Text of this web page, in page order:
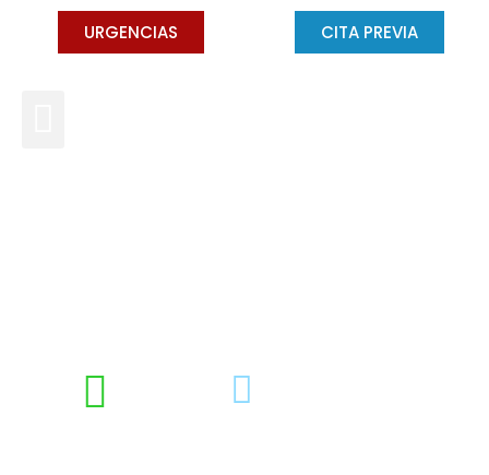
CITA PREVIA
URGENCIAS